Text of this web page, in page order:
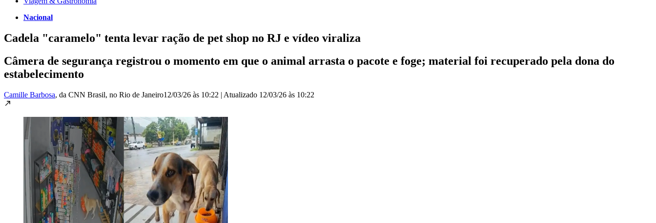
Nacional
Cadela "caramelo" tenta levar ração de pet shop no RJ e vídeo viraliza
Câmera de segurança registrou o momento em que o animal arrasta o pacote e foge; material foi recuperado pela dona do
estabelecimento
Camille Barbosa, da CNN Brasil, no Rio de Janeiro12/03/26 às 10:22 | Atualizado 12/03/26 às 10:22